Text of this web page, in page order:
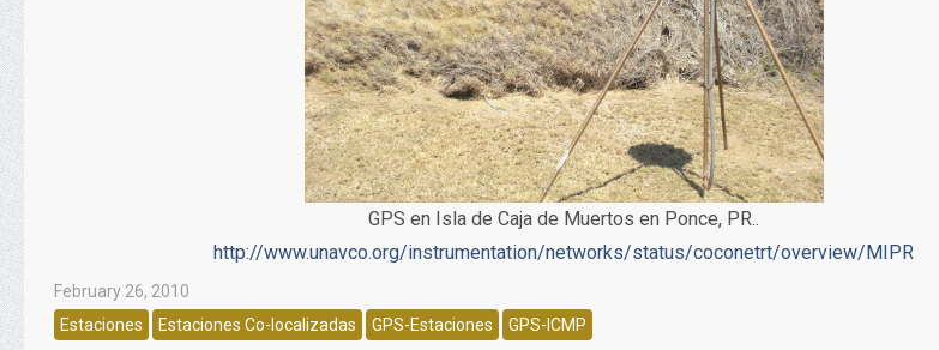
GPS en Isla de Caja de Muertos en Ponce, PR..
http://www.unavco.org/instrumentation/networks/status/coconetrt/overview/MIPR
February 26, 2010
Estaciones
Estaciones Co-localizadas GPS-Estaciones GPS-ICMP